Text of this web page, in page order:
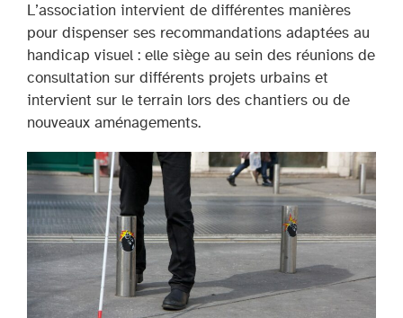
L’association intervient de différentes manières
pour dispenser ses recommandations adaptées au
handicap visuel : elle siège au sein des réunions de
consultation sur différents projets urbains et
intervient sur le terrain lors des chantiers ou de
nouveaux aménagements.